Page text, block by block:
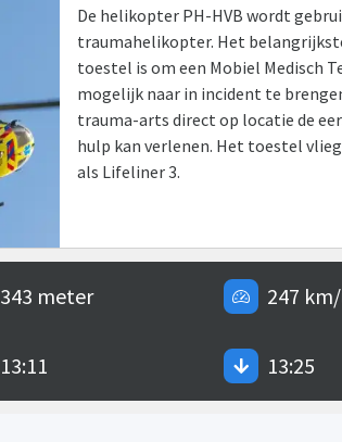
De helikopter PH-HVB wordt
traumahelikopter. Het
toestel is om een Mobiel Medisch
mogelijk naar in incident te
trauma-arts direct op locatie de
hulp kan verlenen. Het toestel
als Lifeliner 3.
343 meter 247
13:11 13:25